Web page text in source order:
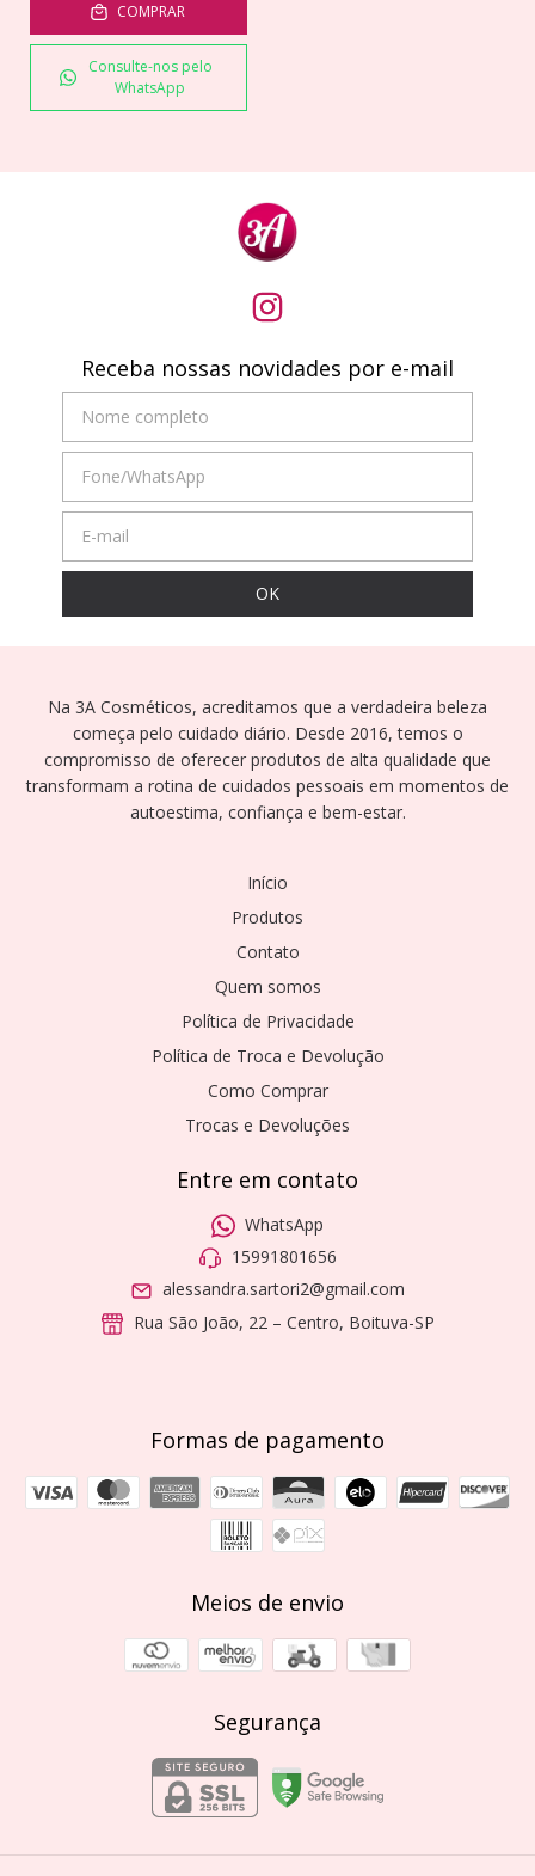
COMPRAR
Consulte-nos pelo
WhatsApp
Receba nossas novidades por e-mail
Na 3A Cosméticos, acreditamos que a verdadeira beleza
começa pelo cuidado diário. Desde 2016, temos o
compromisso de oferecer produtos de alta qualidade que
transformam a rotina de cuidados pessoais em momentos de
autoestima, confiança e bem-estar.
Início
Produtos
Contato
Quem somos
Política de Privacidade
Política de Troca e Devolução
Como Comprar
Trocas e Devoluções
Entre em contato
WhatsApp
15991801656
alessandra.sartori2@gmail.com
Rua São João, 22 – Centro, Boituva-SP
Formas de pagamento
Meios de envio
Segurança